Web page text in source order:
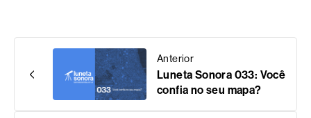
Anterior
Luneta Sonora 033: Você
confia no seu mapa?